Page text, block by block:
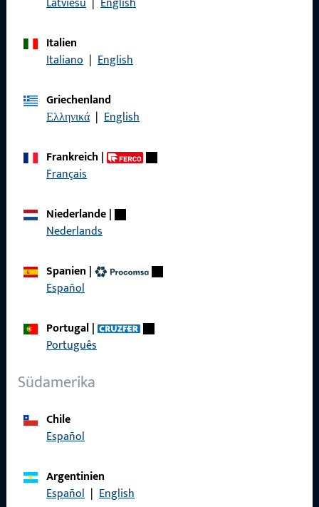
Italien
Italiano | English
Griechenland
Ελληνικά | English
Frankreich|
Français
Niederlande|
Nederlands
Spanien |
Español
Portugal|
Português
Südamerika
Chile
Español
Argentinien
Español | English
Allgemeines
Schnelleinstieg
Produktkatalog